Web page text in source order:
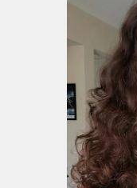
Bacharel
Faculdade
como
e
tradução
linguístico
também em
brasileiro.
brasileiro
conteúdos e
inglês.
um projeto